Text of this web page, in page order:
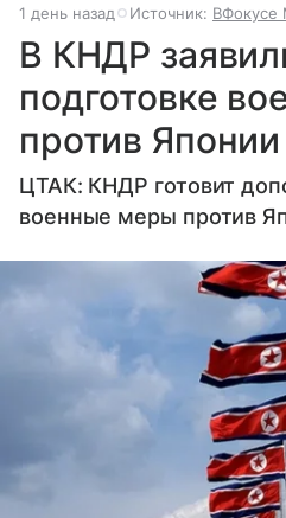
1 день назад Источник: ВФокусе
В КНДР
подготовке
против Японии
ЦТАК: КНДР готовит
военные меры против